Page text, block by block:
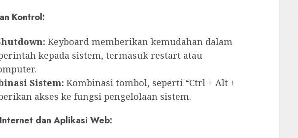
Kontrol:
Keyboard memberikan kemudahan dalam
kepada sistem, termasuk restart atau
Sistem: Kombinasi tombol, seperti “Ctrl + Alt +
akses ke fungsi pengelolaan sistem.
dan Aplikasi Web: